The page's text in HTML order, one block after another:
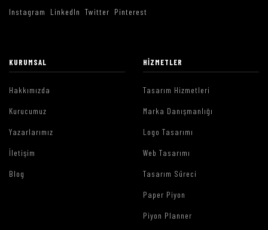
Instagram LinkedIn Twitter Pinterest
KURUMSAL
Hakkımızda
Kurucumuz
Yazarlarımız
İletişim
Blog
HIZMETLER
Tasarım Hizmetleri
Marka Danışmanlığı
Logo Tasarımı
Web Tasarımı
Tasarım Süreci
Paper Piyon
Piyon Planner